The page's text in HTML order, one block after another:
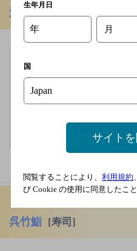
海都 大田店 [寿司]
呉竹鮨 [寿司]
生年月日
年 月
国
サイト
閲覧することにより、 利用規約、
び Cookie の使用に同意したこと